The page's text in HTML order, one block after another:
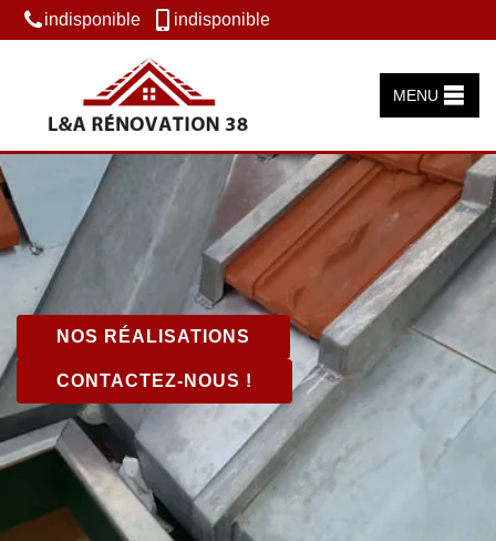
indisponible indisponible
MENU
NOS RÉALISATIONS
CONTACTEZ-NOUS !